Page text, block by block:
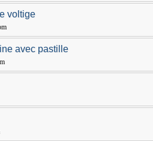
voltige
avec pastille